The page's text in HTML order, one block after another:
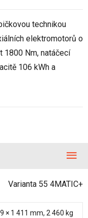
technikou
elektromotorů o
1800 Nm, natáčecí
106 kWh a
Varianta 55 4MATIC+
× 1 411 mm, 2 460 kg